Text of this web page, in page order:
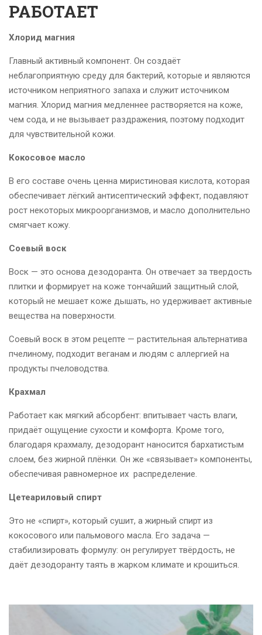
РАБОТАЕТ
Хлорид магния
Главный активный компонент. Он создаёт
неблагоприятную среду для бактерий, которые и являются
источником неприятного запаха и служит источником
магния. Хлорид магния медленнее растворяется на коже,
чем сода, и не вызывает раздражения, поэтому подходит
для чувствительной кожи.
Кокосовое масло
В его составе очень ценна миристиновая кислота, которая
обеспечивает лёгкий антисептический эффект, подавляют
рост некоторых микроорганизмов, и масло дополнительно
смягчает кожу.
Соевый воск
Воск — это основа дезодоранта. Он отвечает за твердость
плитки и формирует на коже тончайший защитный слой,
который не мешает коже дышать, но удерживает активные
вещества на поверхности.
Соевый воск в этом рецепте — растительная альтернатива
пчелиному, подходит веганам и людям с аллергией на
продукты пчеловодства.
Крахмал
Работает как мягкий абсорбент: впитывает часть влаги,
придаёт ощущение сухости и комфорта. Кроме того,
благодаря крахмалу, дезодорант наносится бархатистым
слоем, без жирной плёнки. Он же «связывает» компоненты,
обеспечивая равномерное их распределение.
Цетеариловый спирт
Это не «спирт», который сушит, а жирный спирт из
кокосового или пальмового масла. Его задача —
стабилизировать формулу: он регулирует твёрдость, не
даёт дезодоранту таять в жарком климате и крошиться.